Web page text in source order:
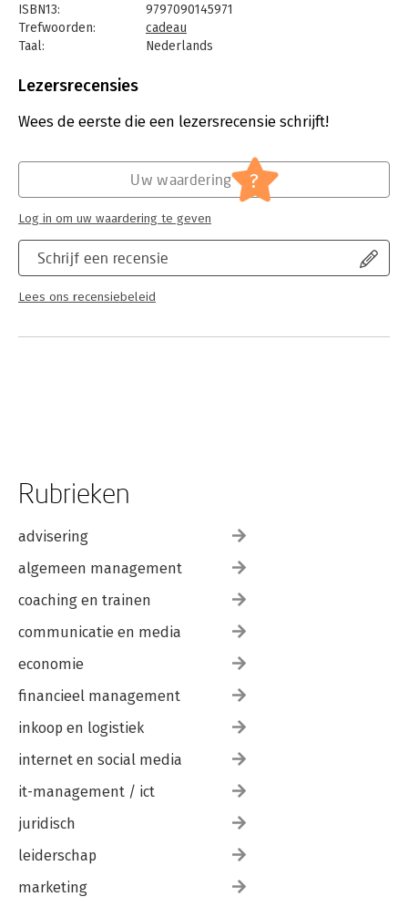
verkrijgbaar. Op elke cadeaubon staat een unieke code. Met
deze code kan op managementboek.nl besteld worden, zo
lang het saldo toereikend is en de vervaldatum niet is bereikt.
Op het gebruiken van de cadeaubonnen zijn de
cadeaubonvoorwaarden zoals vermeld op
www.managementboek.nl/cadeaubonvoorwaardenvan
toepassing.
ISBN13:
9797090145971
Trefwoorden:
cadeau
Taal:
Nederlands
Aantal pagina's:
Druk:
1
Cadeaubon Managementboek.nl
Lezersrecensies
Wees de eerste die een lezersrecensie schrijft!
Schrijf een recensie
Lees ons recensiebeleid
Uw waardering ?
Log in om uw waardering te geven
Rubrieken
advisering
algemeen management
coaching en trainen
communicatie en media
economie
financieel management
inkoop en logistiek
internet en social media
it-management / ict
juridisch
leiderschap
marketing